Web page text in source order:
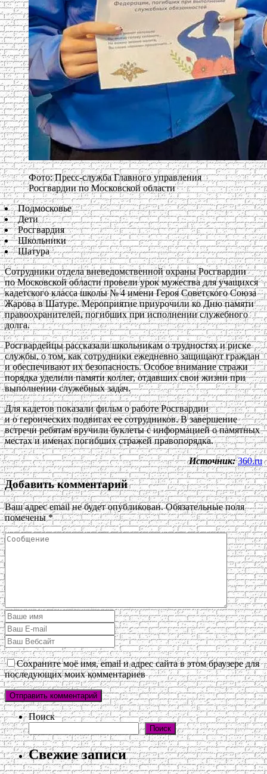
Фото: Пресс-служба Главного управления
Росгвардии по Московской области
Подмосковье
Дети
Росгвардия
Школьники
Шатура
Сотрудники отдела вневедомственной охраны Росгвардии
по Московской области провели урок мужества для учащихся
кадетского класса школы № 4 имени Героя Советского Союза
Жарова в Шатуре. Мероприятие приурочили ко Дню памяти
правоохранителей, погибших при исполнении служебного
долга.
Росгвардейцы рассказали школьникам о трудностях и риске
службы, о том, как сотрудники ежедневно защищают граждан
и обеспечивают их безопасность. Особое внимание стражи
порядка уделили памяти коллег, отдавших свои жизни при
выполнении служебных задач.
Для кадетов показали фильм о работе Росгвардии
и о героических подвигах ее сотрудников. В завершение
встречи ребятам вручили буклеты с информацией о памятных
местах и именах погибших стражей правопорядка.
Источник: 360.ru
Добавить комментарий
Ваш адрес email не будет опубликован. Обязательные поля
помечены*
Сохраните моё имя, email и адрес сайта в этом браузере для
последующих моих комментариев
Поиск
Поиск
Свежие записи